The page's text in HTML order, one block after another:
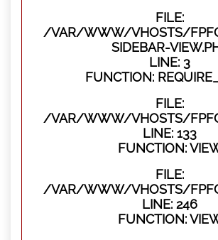
FILE:
/VAR/WWW/VHOSTS/
SIDEBAR-
LINE: 3
FUNCTION:
FILE:
/VAR/WWW/VHOSTS/
LINE: 133
FUNCTION:
FILE:
/VAR/WWW/VHOSTS/
LINE: 246
FUNCTION: